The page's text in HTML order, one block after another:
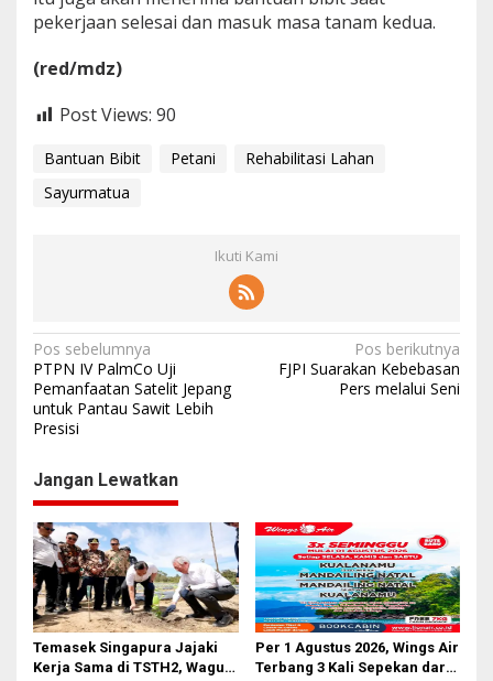
pekerjaan selesai dan masuk masa tanam kedua.
(red/mdz)
Post Views: 90
Bantuan Bibit Petani
Rehabilitasi Lahan
Sayurmatua
Ikuti Kami
N
a
v
g
a
s
i
p
o
s
Pos sebelumnya
PTPN IV PalmCo Uji
Pemanfaatan Satelit Jepang
untuk Pantau Sawit Lebih
Presisi
Pos berikutnya
FJPI Suarakan Kebebasan
Pers melalui Seni
Jangan Lewatkan
Temasek Singapura Jajaki
Kerja Sama di TSTH2, Wagub
Per 1 Agustus 2026, Wings Air
Terbang 3 Kali Sepekan dari